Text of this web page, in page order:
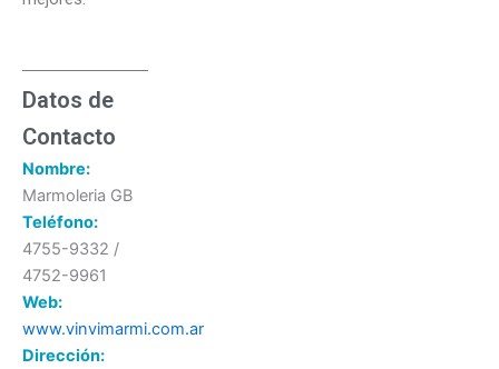
Datos de
Contacto
Nombre:
Marmoleria GB
Teléfono:
4755-9332 /
4752-9961
Web:
www.vinvimarmi.com.ar
Dirección: